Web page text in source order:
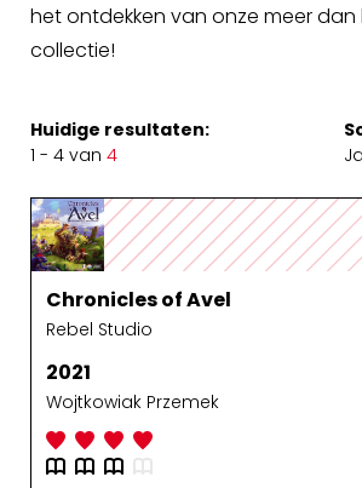
het ontdekken van onze meer
collectie!
Huidige resultaten:
1 - 4 van 4
Chronicles of Avel
Rebel Studio
2021
Wojtkowiak Przemek